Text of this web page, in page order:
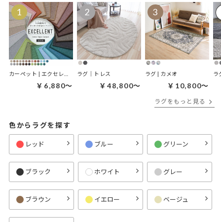
￥6,880～
ラグ｜トレス
￥48,800～
ラグ | カメオ
￥10,800～
ラ
ラグをもっと見る
色からラグを探す
レッド ブルー グリーン
ブラック ホワイト グレー
ブラウン イエロー ベージュ